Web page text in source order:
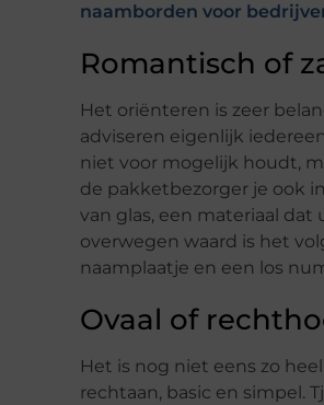
naamborden voor
Romantisch of
Het oriënteren is zeer
adviseren eigenlijk
niet voor mogelijk houdt,
de pakketbezorger je ook
van glas, een materiaal
overwegen waard is het
naamplaatje en een los
Ovaal of
Het is nog niet eens zo
rechtaan, basic en simpel.